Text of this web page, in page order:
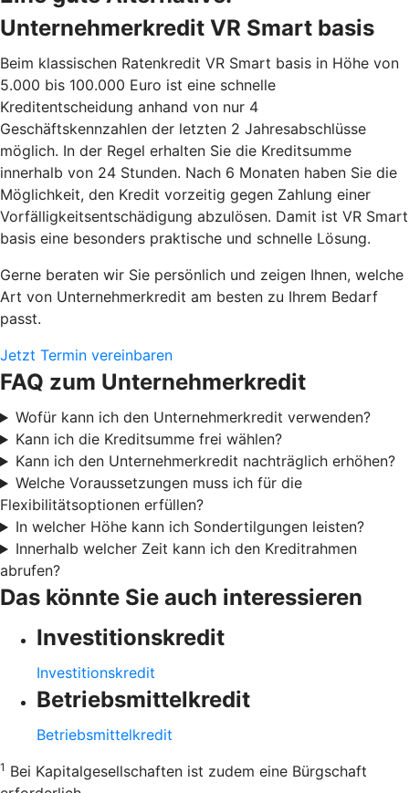
Unternehmerkredit VR Smart basis
Beim klassischen Ratenkredit VR Smart basis in Höhe von
5.000 bis 100.000 Euro ist eine schnelle
Kreditentscheidung anhand von nur 4
Geschäftskennzahlen der letzten 2 Jahresabschlüsse
möglich. In der Regel erhalten Sie die Kreditsumme
innerhalb von 24 Stunden. Nach 6 Monaten haben Sie die
Möglichkeit, den Kredit vorzeitig gegen Zahlung einer
Vorfälligkeitsentschädigung abzulösen. Damit ist VR Smart
basis eine besonders praktische und schnelle Lösung.
Gerne beraten wir Sie persönlich und zeigen Ihnen, welche
Art von Unternehmerkredit am besten zu Ihrem Bedarf
passt.
Jetzt Termin vereinbaren
FAQ zum Unternehmerkredit
Wofür kann ich den Unternehmerkredit verwenden?
Kann ich die Kreditsumme frei wählen?
Kann ich den Unternehmerkredit nachträglich erhöhen?
Welche Voraussetzungen muss ich für die
Flexibilitätsoptionen erfüllen?
In welcher Höhe kann ich Sondertilgungen leisten?
Innerhalb welcher Zeit kann ich den Kreditrahmen
abrufen?
Das könnte Sie auch interessieren
Investitionskredit
Investitionskredit
Betriebsmittelkredit
Betriebsmittelkredit
1 Bei Kapitalgesellschaften ist zudem eine Bürgschaft